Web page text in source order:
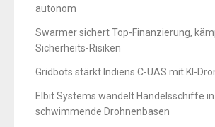
autonom
Swarmer sichert Top-Finanzierung,
Sicherheits-Risiken
Gridbots stärkt Indiens C-UAS mit KI-
Elbit Systems wandelt Handelsschiffe in
schwimmende Drohnenbasen